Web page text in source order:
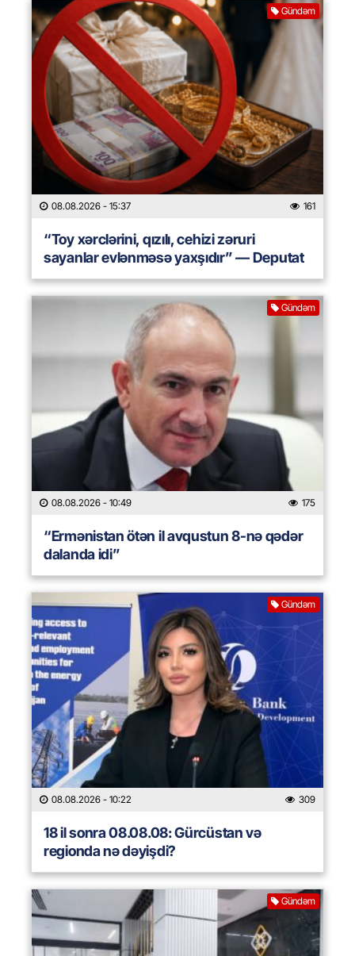
Gündəm
08.08.2026 - 15:37 161
“Toy xərclərini, qızılı, cehizi zəruri
sayanlar evlənməsə yaxşıdır” — Deputat
Gündəm
08.08.2026 - 10:49 175
“Ermənistan ötən il avqustun 8-nə qədər
dalanda idi”
Gündəm
08.08.2026 - 10:22 309
18 il sonra 08.08.08: Gürcüstan və
regionda nə dəyişdi?
Gündəm